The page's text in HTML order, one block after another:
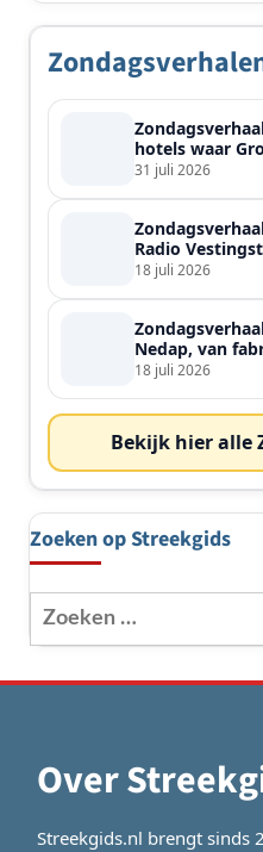
hotels waar
31 juli 2026
Radio
de streek
18 juli 2026
Nedap, van
18 juli 2026
Bekijk hier alle
Zoeken op Streekgids
Zoeken
naar:
Over
Streekgids.nl brengt sinds